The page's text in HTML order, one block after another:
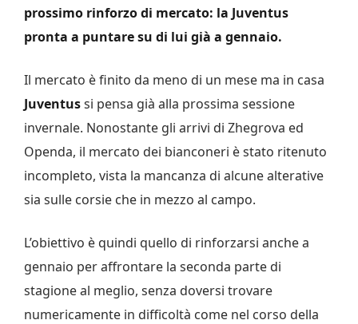
prossimo rinforzo di mercato: la Juventus
pronta a puntare su di lui già a gennaio.
Il mercato è finito da meno di un mese ma in casa
Juventussi pensa già alla prossima sessione
invernale. Nonostante gli arrivi di Zhegrova ed
Openda, il mercato dei bianconeri è stato ritenuto
incompleto, vista la mancanza di alcune alterative
sia sulle corsie che in mezzo al campo.
L’obiettivo è quindi quello di rinforzarsi anche a
gennaio per affrontare la seconda parte di
stagione al meglio, senza doversi trovare
numericamente in difficoltà come nel corso della